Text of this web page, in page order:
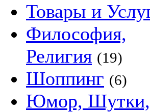
Товары и
Философия,
Религия (19)
Шоппинг (6)
Юмор, Шутки,